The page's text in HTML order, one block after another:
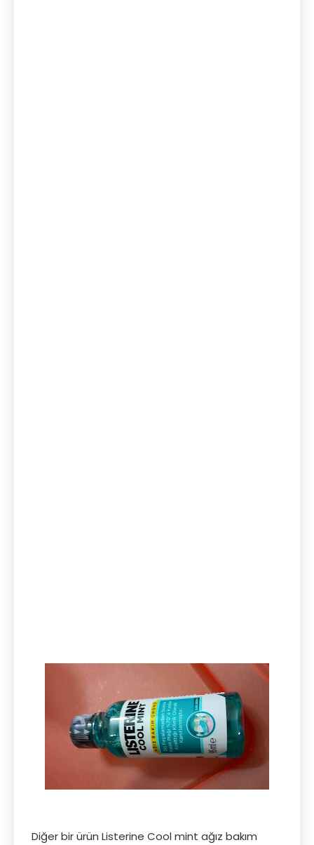
Diğer bir ürün Listerine Cool mint ağız bakım